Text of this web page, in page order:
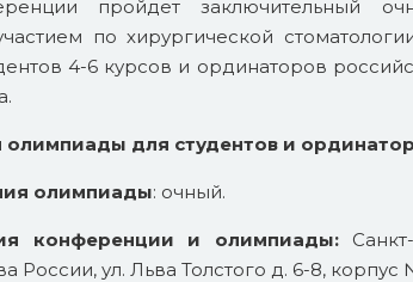
пройдет заключительный
по хирургической
4-6 курсов и ординаторов
для студентов и
олимпиады: очный.
конференции и олимпиады:
России, ул. Льва Толстого д. 6-8, корпус